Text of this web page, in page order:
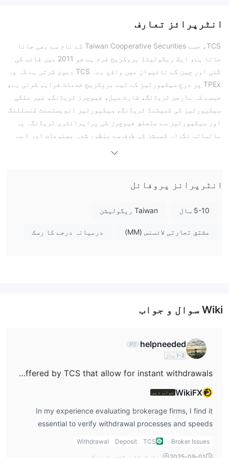
انٹرپرائز تعارف
TCS، جسے Taiwan Cooperative Securities کے نام سے بھی جانا
جاتا ہے، ایک ریگولیٹڈ بروکریج فرم ہے جو 2011 میں قائم کی
گئی اور چین کے تائیوان میں واقع ہے۔ TCS دعویٰ کرتی ہے کہ وہ
TPEx پر درج سیکیورٹیز کے لیے بروکریج خدمات فراہم کرتی ہے،
جیسے کہ مارجن ٹریڈنگ، شارٹ سیل، فیوچرز ٹریڈنگ، غیر ملکی
سیکیورٹیز کی کمیشنڈ ٹریڈنگ، سیکیورٹیز انویسٹمنٹ کنسلٹنگ
اور سیکیورٹیز سے متعلق فیوچرز کی پراپرائٹری ٹریڈنگ۔ یہ
مالیاتی نگراں کمیشن کی طرف سے منظور شدہ مصنوعات اور ایپ
فی الحال، TCS کے تحت کام کرتا ہے
نمبر، جو کمپنی کو کچھ اعتبار اور ذمہ داری فراہم کرتا ہے۔
مصنوعات اور خدمات
انٹرپرائز پروفائل
5-10 سال Taiwan ریگولیشن
مشتق تجارتی لائسنس (MM) درمیانہ درجے کا رسک
Wiki سوال و جواب
helpneeded
1-2 سال
Are there any payment methods offered by TCS that allow for instant withdrawals?
WikiFX جواب دیں
In my experience evaluating brokerage firms, I find it
essential to verify withdrawal processes and speeds
before committing any significant funds. With TCS (Taiwan
Broker Issues
TCS
Deposit
Withdrawal